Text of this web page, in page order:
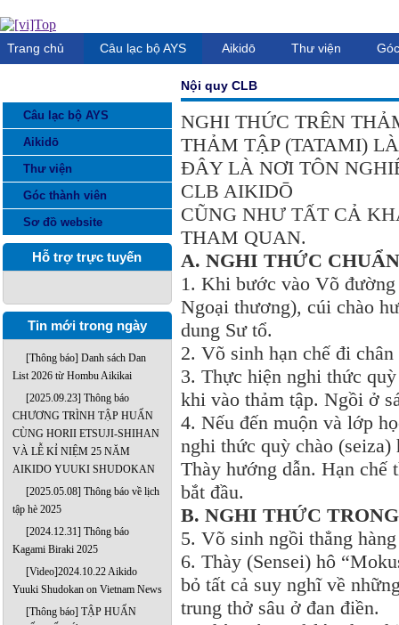
Trang chủ Câu lạc bộ AYS Aikidō Thư viện
Câu lạc bộ AYS
Aikidō
Thư viện
Góc thành viên
Sơ đồ website
Hỗ trợ trực tuyến
Tin mới trong ngày
[Thông báo] Danh sách Dan
List 2026 từ Hombu Aikikai
[2025.09.23] Thông báo
CHƯƠNG TRÌNH TẬP HUẤN
CÙNG HORII ETSUJI-SHIHAN
VÀ LỄ KỈ NIỆM 25 NĂM
AIKIDO YUUKI SHUDOKAN
[2025.05.08] Thông báo về lịch
tập hè 2025
[2024.12.31] Thông báo
Kagami Biraki 2025
[Video]2024.10.22 Aikido
Yuuki Shudokan on Vietnam News
[Thông báo] TẬP HUẤN
Nội quy CLB
NGHI THỨC TRÊN
THẢM TẬP (TATAMI)
ĐÂY LÀ NƠI TÔN
CLB AIKIDŌ
CŨNG NHƯ TẤT CẢ
THAM QUAN.
A. NGHI THỨC
1. Khi bước vào Võ
Ngoại thương), cúi chào
dung Sư tổ.
2. Võ sinh hạn chế đi
3. Thực hiện nghi thức
khi vào thảm tập. Ngồi ở
4. Nếu đến muộn và lớp
nghi thức quỳ chào
Thày hướng dẫn. Hạn chế
bắt đầu.
B. NGHI THỨC
5. Võ sinh ngồi thẳng
6. Thày (Sensei) hô
bỏ tất cả suy nghĩ về
trung thở sâu ở đan điền.